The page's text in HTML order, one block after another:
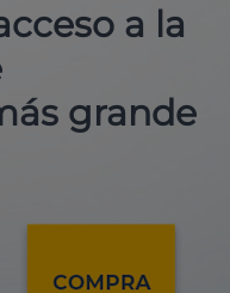
a la
grande